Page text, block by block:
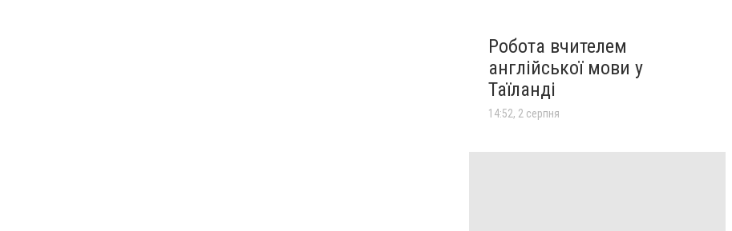
Робота вчителем
англійської мови у
Таїланді
14:52, 2 серпня